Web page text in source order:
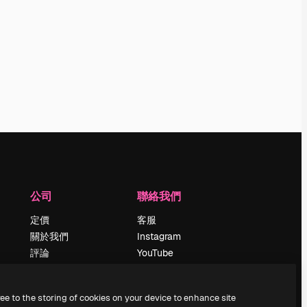
公司
定價
關於我們
評論
博客
聯絡我們
客服
Instagram
YouTube
Discord
to the storing of cookies on your device to enhance site